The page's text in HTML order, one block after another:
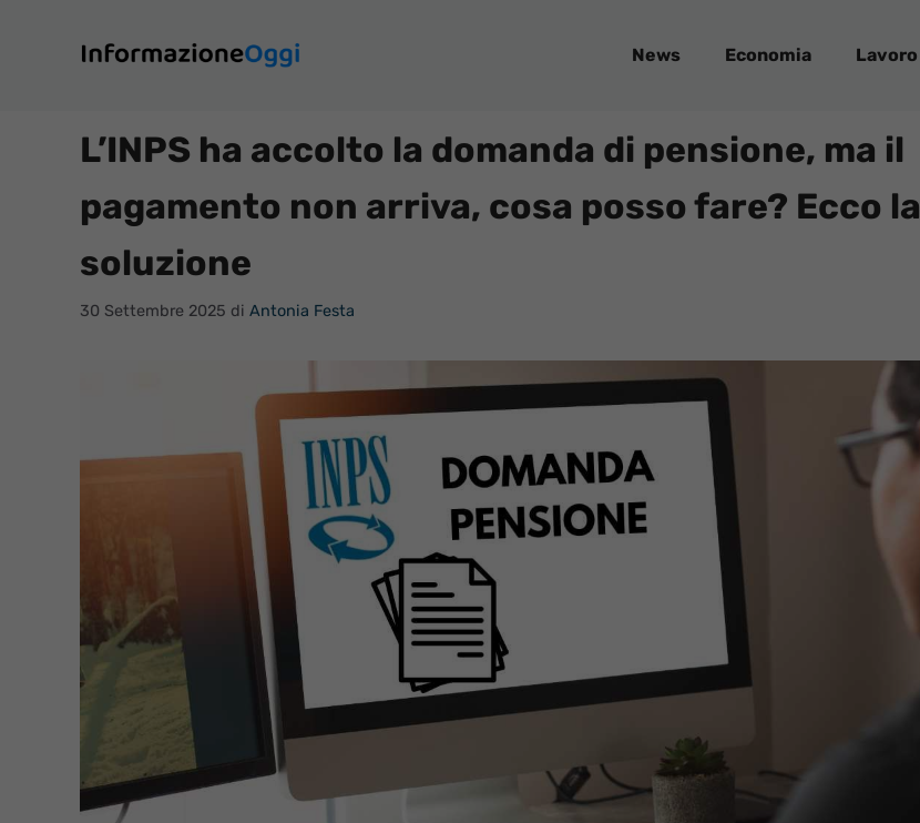
contenuto
News Economia Lavoro
L’INPS ha accolto la domanda di pensione, ma il
pagamento non arriva, cosa posso fare? Ecco la
soluzione
30 Settembre 2025 di Antonia Festa